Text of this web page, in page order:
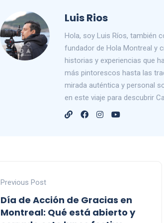
Luis Rios
Hola, soy Luis Ríos, también
fundador de Hola Montreal y
historias y experiencias que
más pintorescos hasta las
mirada auténtica y personal
en este viaje para descubrir
Previous Post
Día de Acción de Gracias en
Montreal: Qué está abierto y